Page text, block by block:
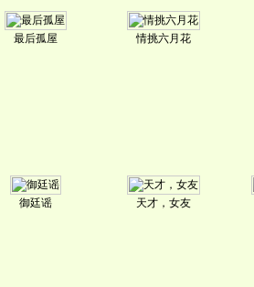
最后孤屋 情挑六月花
御廷谣 天才，女友